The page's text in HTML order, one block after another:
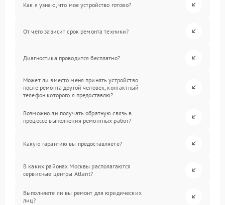
Как я узнаю, что мое устройство готово?
От чего зависит срок ремонта техники?
Диагностика проводится бесплатно?
Может ли вместо меня принять устройство
после ремонта другой человек, контактный
телефон которого я предоставлю?
Возможно ли получать обратную связь в
процессе выполнения ремонтных работ?
Какую гарантию вы предоставляете?
В каких районах Москвы располагаются
сервисные центры Atlant?
Выполняете ли вы ремонт для юридических
лиц?